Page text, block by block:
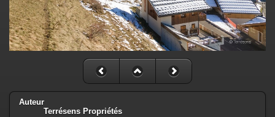
Auteur
Terrésens Propriétés